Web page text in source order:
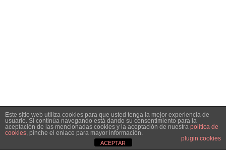
Este sitio web utiliza cookies para que usted tenga la mejor experiencia de
usuario. Si continúa navegando está dando su consentimiento para la
aceptación de las mencionadas cookies y la aceptación de nuestra política de
cookies, pinche el enlace para mayor información.
plugin cookies
ACEPTAR